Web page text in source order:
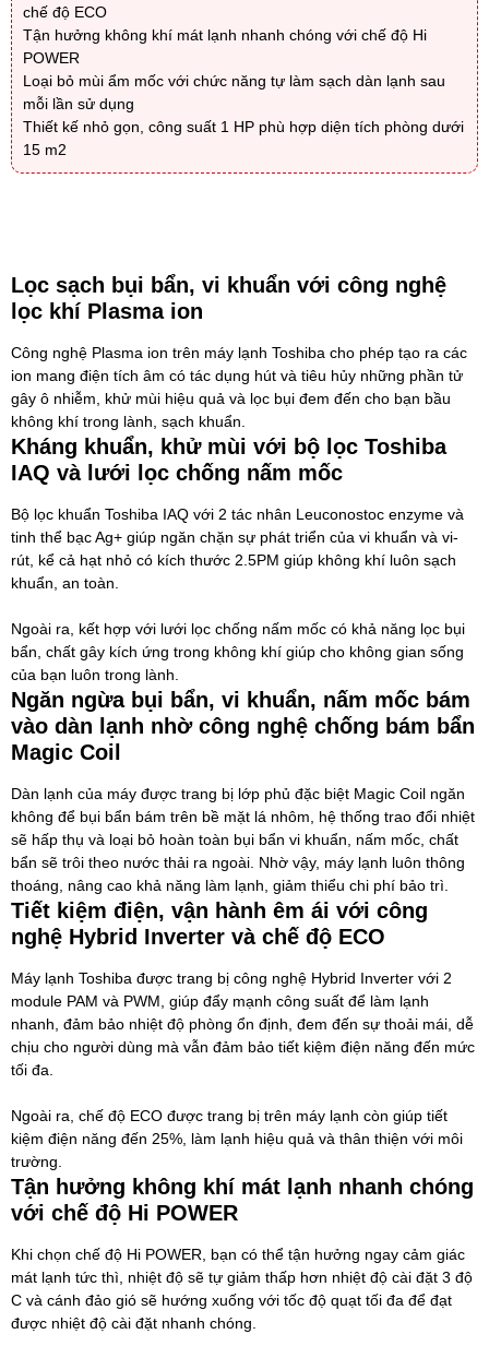
chế độ ECO
Tận hưởng không khí mát lạnh nhanh chóng với chế độ Hi
POWER
Loại bỏ mùi ẩm mốc với chức năng tự làm sạch dàn lạnh sau
mỗi lần sử dụng
Thiết kế nhỏ gọn, công suất 1 HP phù hợp diện tích phòng dưới
15 m2
Lọc sạch bụi bẩn, vi khuẩn với công nghệ
lọc khí Plasma ion
Công nghệ Plasma ion trên máy lạnh Toshiba cho phép tạo ra các
ion mang điện tích âm có tác dụng hút và tiêu hủy những phần tử
gây ô nhiễm, khử mùi hiệu quả và lọc bụi đem đến cho bạn bầu
không khí trong lành, sạch khuẩn.
Kháng khuẩn, khử mùi với bộ lọc Toshiba
IAQ và lưới lọc chống nấm mốc
Bộ lọc khuẩn Toshiba IAQ với 2 tác nhân Leuconostoc enzyme và
tinh thể bạc Ag+ giúp ngăn chặn sự phát triển của vi khuẩn và vi-
rút, kể cả hạt nhỏ có kích thước 2.5PM giúp không khí luôn sạch
khuẩn, an toàn.
Ngoài ra, kết hợp với lưới lọc chống nấm mốc có khả năng lọc bụi
bẩn, chất gây kích ứng trong không khí giúp cho không gian sống
của bạn luôn trong lành.
Ngăn ngừa bụi bẩn, vi khuẩn, nấm mốc bám
vào dàn lạnh nhờ công nghệ chống bám bẩn
Magic Coil
Dàn lạnh của máy được trang bị lớp phủ đặc biệt Magic Coil ngăn
không để bụi bẩn bám trên bề mặt lá nhôm, hệ thống trao đổi nhiệt
sẽ hấp thụ và loại bỏ hoàn toàn bụi bẩn vi khuẩn, nấm mốc, chất
bẩn sẽ trôi theo nước thải ra ngoài. Nhờ vậy, máy lạnh luôn thông
thoáng, nâng cao khả năng làm lạnh, giảm thiểu chi phí bảo trì.
Tiết kiệm điện, vận hành êm ái với công
nghệ Hybrid Inverter và chế độ ECO
Máy lạnh Toshiba được trang bị công nghệ Hybrid Inverter với 2
module PAM và PWM, giúp đẩy mạnh công suất để làm lạnh
nhanh, đảm bảo nhiệt độ phòng ổn định, đem đến sự thoải mái, dễ
chịu cho người dùng mà vẫn đảm bảo tiết kiệm điện năng đến mức
tối đa.
Ngoài ra, chế độ ECO được trang bị trên máy lạnh còn giúp tiết
kiệm điện năng đến 25%, làm lạnh hiệu quả và thân thiện với môi
trường.
Tận hưởng không khí mát lạnh nhanh chóng
với chế độ Hi POWER
Khi chọn chế độ Hi POWER, bạn có thể tận hưởng ngay cảm giác
mát lạnh tức thì, nhiệt độ sẽ tự giảm thấp hơn nhiệt độ cài đặt 3 độ
C và cánh đảo gió sẽ hướng xuống với tốc độ quạt tối đa để đạt
được nhiệt độ cài đặt nhanh chóng.